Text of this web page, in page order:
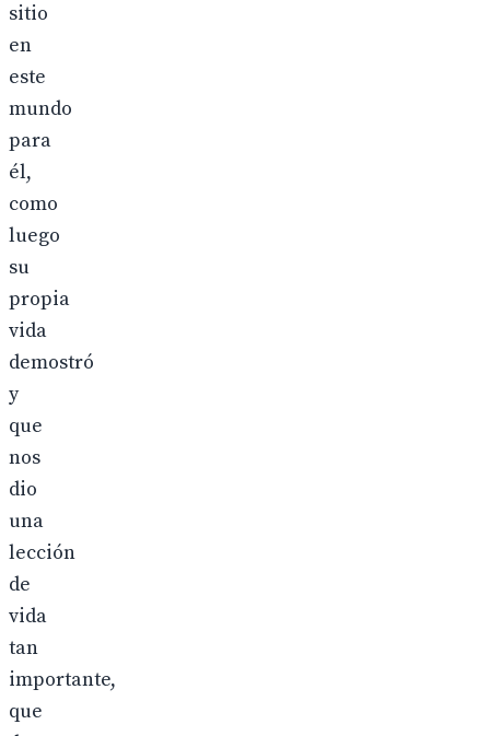
sitio
en
este
mundo
para
él,
como
luego
su
propia
vida
demostró
y
que
nos
dio
una
lección
de
vida
tan
importante,
que